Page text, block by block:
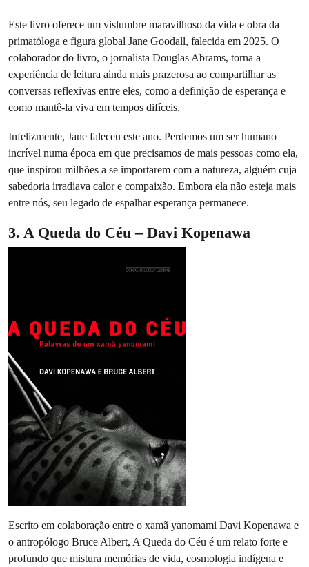
Este livro oferece um vislumbre maravilhoso da vida e obra da
primatóloga e figura global Jane Goodall, falecida em 2025. O
colaborador do livro, o jornalista Douglas Abrams, torna a
experiência de leitura ainda mais prazerosa ao compartilhar as
conversas reflexivas entre eles, como a definição de esperança e
como mantê-la viva em tempos difíceis.
Infelizmente, Jane faleceu este ano. Perdemos um ser humano
incrível numa época em que precisamos de mais pessoas como ela,
que inspirou milhões a se importarem com a natureza, alguém cuja
sabedoria irradiava calor e compaixão. Embora ela não esteja mais
entre nós, seu legado de espalhar esperança permanece.
3. A Queda do Céu – Davi Kopenawa
Escrito em colaboração entre o xamã yanomami Davi Kopenawa e
o antropólogo Bruce Albert, A Queda do Céu é um relato forte e
profundo que mistura memórias de vida, cosmologia indígena e